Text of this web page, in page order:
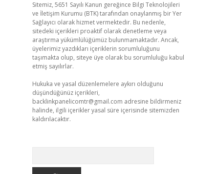
Sitemiz, 5651 Sayılı Kanun gereğince Bilgi Teknolojileri
ve İletişim Kurumu (BTK) tarafından onaylanmış bir Yer
Sağlayıcı olarak hizmet vermektedir. Bu nedenle,
sitedeki içerikleri proaktif olarak denetleme veya
araştırma yükümlülüğümüz bulunmamaktadır. Ancak,
üyelerimiz yazdıkları içeriklerin sorumluluğunu
taşımakta olup, siteye üye olarak bu sorumluluğu kabul
etmiş sayılırlar.
Hukuka ve yasal düzenlemelere aykırı olduğunu
düşündüğünüz içerikleri,
backlinkpanelicomtr@gmail.com adresine bildirmeniz
halinde, ilgili içerikler yasal süre içerisinde sitemizden
kaldırılacaktır.